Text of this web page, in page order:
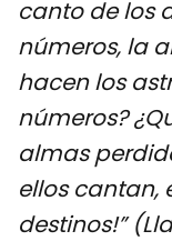
canto de los
números, la
hacen los
números?
almas
ellos cantan,
destinos!”